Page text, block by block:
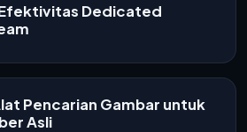
Dedicated
Pencarian Gambar untuk
Asli